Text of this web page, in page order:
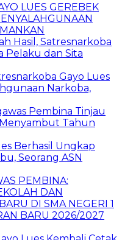
LUES GEREBEK
Hasil, Satresnarkoba
Pelaku dan Sita
Gayo Lues
Narkoba,
Pembina Tinjau
Menyambut Tahun
Berhasil Ungkap
Seorang ASN
PEMBINA:
DAN
DI SMA NEGERI 1
BARU 2026/2027